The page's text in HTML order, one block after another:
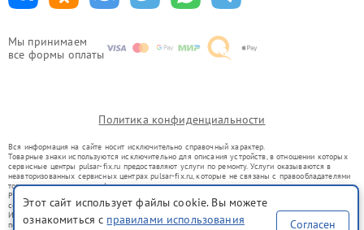
Мы принимаем
все формы оплаты
Политика конфиденциальности
Вся информация на сайте носит исключительно справочный характер.
Товарные знаки используются исключительно для описания устройств, в отношении которых
сервисные центры pulsar-fix.ru предоставляют услуги по ремонту. Услуги оказываются в
неавторизованных сервисных центрах pulsar-fix.ru, которые не связаны с правообладателями
товарных знаков или их официальными представителями.
Ремонт осуществляется для устройств, уже введенных в гражданский оборот в соответствии
со статьей 1487 ГК РФ.
Использование товарных знаков не преследует цели индивидуализации услуг или введения
потребителей в заблуждение, а служит для информирования о предоставляемых услугах по
Этот сайт использует файлы cookie. Вы можете
ознакомиться с правилами использования
Согласен